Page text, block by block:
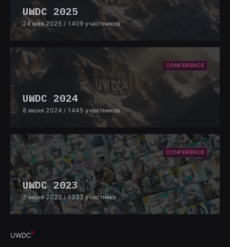
UWDC 2025
24 мая 2025 / 1409 участников
CONFERENCE
UWDC 2024
8 июня 2024 / 1445 участников
CONFERENCE
UWDC 2023
3 июня 2023 / 1332 участника
UWDC